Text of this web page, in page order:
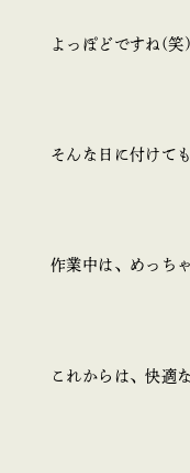
よっぽどですね(笑)
そんな日に付けて
作業中は、めっち
これからは、快適